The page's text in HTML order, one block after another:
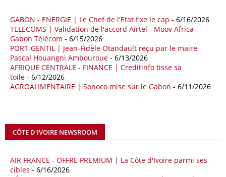
quatre premiers mois de 2025.
09/05/26 ITALIE - LIBYE
Les deux pays veulent accélérer leurs projets gaziers communs, afin
de sécuriser davantage les approvisionnements énergétiques en
Méditerranée, dans un contexte marqué par des tensions
géopolitiques internationales et des perturbations sur le marché
mondial du gaz. Réunis à Rome le jeudi 7 mai, la Première ministre
coopération et les investissements dans le secteur énergétique. Cette
séquence survient alors que Rome cherche à réduire son exposition
18/04/26 ALGERIE - BP
GABON - ENERGIE | Le Chef de l'Etat fixe le cap - 6/16/2026
TELECOMS | Validation de l'accord Airtel - Moov Africa
Gabon Télécom - 6/15/2026
PORT-GENTIL | Jean-Fidèle Otandault reçu par le maire
Pascal Houangni Ambouroue - 6/13/2026
AFRIQUE CENTRALE - FINANCE | Creditinfo tisse sa
toile - 6/12/2026
AGROALIMENTAIRE | Sonoco mise sur le Gabon - 6/11/2026
CÔTE D'IVOIRE NEWSROOM
AIR FRANCE - OFFRE PREMIUM | La Côte d'Ivoire parmi ses
cibles - 6/16/2026